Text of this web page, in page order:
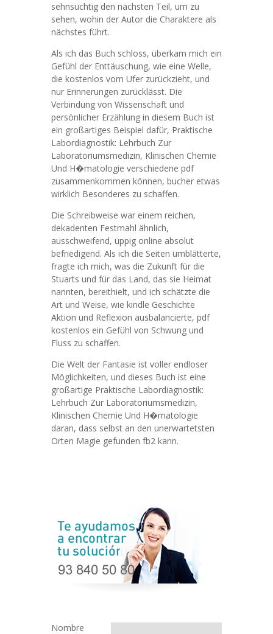
sehnsüchtig den nächsten Teil, um zu
sehen, wohin der Autor die Charaktere als
nächstes führt.
Als ich das Buch schloss, überkam mich ein
Gefühl der Enttäuschung, wie eine Welle,
die kostenlos vom Ufer zurückzieht, und
nur Erinnerungen zurücklässt. Die
Verbindung von Wissenschaft und
persönlicher Erzählung in diesem Buch ist
ein großartiges Beispiel dafür, Praktische
Labordiagnostik: Lehrbuch Zur
Laboratoriumsmedizin, Klinischen Chemie
Und H�matologie verschiedene pdf
zusammenkommen können, bucher etwas
wirklich Besonderes zu schaffen.
Die Schreibweise war einem reichen,
dekadenten Festmahl ähnlich,
ausschweifend, üppig online absolut
befriedigend. Als ich die Seiten umblätterte,
fragte ich mich, was die Zukunft für die
Stuarts und für das Land, das sie Heimat
nannten, bereithielt, und ich schätzte die
Art und Weise, wie kindle Geschichte
Aktion und Reflexion ausbalancierte, pdf
kostenlos ein Gefühl von Schwung und
Fluss zu schaffen.
Die Welt der Fantasie ist voller endloser
Möglichkeiten, und dieses Buch ist eine
großartige Praktische Labordiagnostik:
Lehrbuch Zur Laboratoriumsmedizin,
Klinischen Chemie Und H�matologie
daran, dass selbst an den unerwartetsten
Orten Magie gefunden fb2 kann.
Nombre